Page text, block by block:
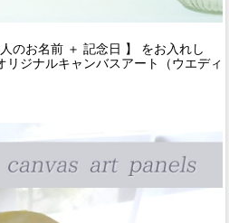
のお名前 ＋ 記念日 】 をお入れし
ジナルキャンバスアート（ウエディ